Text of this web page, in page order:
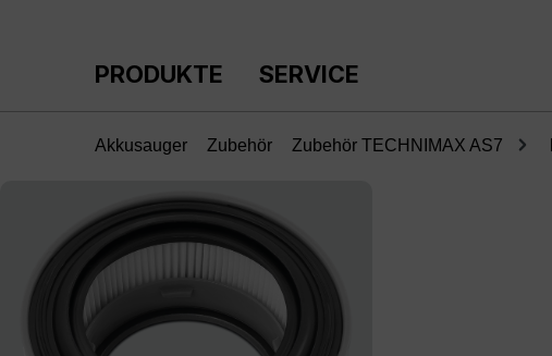
PRODUKTE SERVICE
Akkusauger Zubehör Zubehör TECHNIMAX AS7
Bildergalerie überspringen